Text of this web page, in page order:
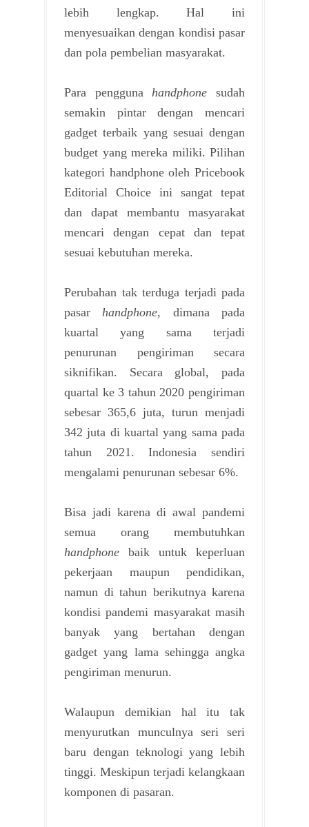
lebih lengkap. Hal ini
menyesuaikan dengan kondisi pasar
dan pola pembelian masyarakat.
Para pengguna handphone sudah
semakin pintar dengan mencari
gadget terbaik yang sesuai dengan
budget yang mereka miliki. Pilihan
kategori handphone oleh Pricebook
Editorial Choice ini sangat tepat
dan dapat membantu masyarakat
mencari dengan cepat dan tepat
sesuai kebutuhan mereka.
Perubahan tak terduga terjadi pada
pasar handphone, dimana pada
kuartal yang sama terjadi
penurunan pengiriman secara
siknifikan. Secara global, pada
quartal ke 3 tahun 2020 pengiriman
sebesar 365,6 juta, turun menjadi
342 juta di kuartal yang sama pada
tahun 2021. Indonesia sendiri
mengalami penurunan sebesar 6%.
Bisa jadi karena di awal pandemi
semua orang membutuhkan
handphone baik untuk keperluan
pekerjaan maupun pendidikan,
namun di tahun berikutnya karena
kondisi pandemi masyarakat masih
banyak yang bertahan dengan
gadget yang lama sehingga angka
pengiriman menurun.
Walaupun demikian hal itu tak
menyurutkan munculnya seri seri
baru dengan teknologi yang lebih
tinggi. Meskipun terjadi kelangkaan
komponen di pasaran.